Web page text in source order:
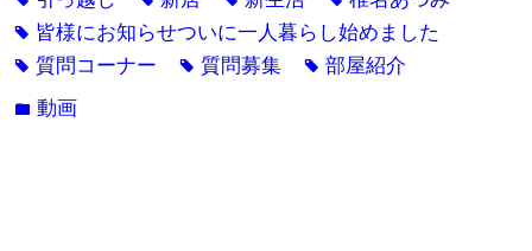
tag 皆様にお知らせついに一人暮らし始めました
tag質問コーナー tag質問募集 tag部屋紹介
folder動画